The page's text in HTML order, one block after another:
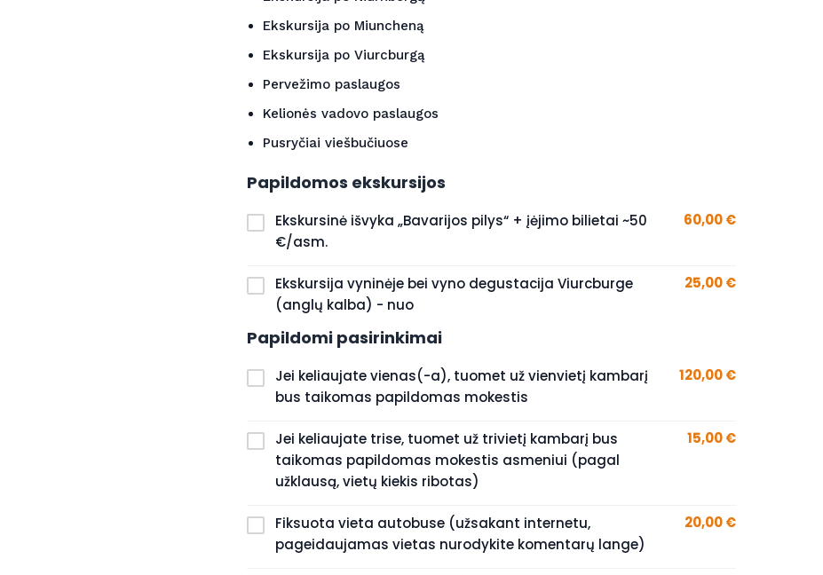
Ekskursija po Miuncheną
Ekskursija po Viurcburgą
Pervežimo paslaugos
Kelionės vadovo paslaugos
Pusryčiai viešbučiuose
Papildomos ekskursijos
Ekskursinė išvyka „Bavarijos pilys“ + įėjimo bilietai ~50
€/asm.
60,00 €
Ekskursija vyninėje bei vyno degustacija Viurcburge
(anglų kalba) - nuo
25,00 €
Papildomi pasirinkimai
Jei keliaujate vienas(-a), tuomet už vienvietį kambarį
bus taikomas papildomas mokestis
120,00 €
Jei keliaujate trise, tuomet už trivietį kambarį bus
taikomas papildomas mokestis asmeniui (pagal
užklausą, vietų kiekis ribotas)
15,00 €
Fiksuota vieta autobuse (užsakant internetu,
pageidaujamas vietas nurodykite komentarų lange)
20,00 €